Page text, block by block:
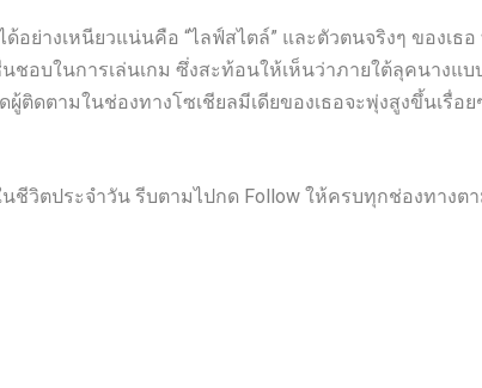
างเหนียวแน่นคือ “ไลฟ์สไตล์” และตัวตนจริงๆ ของเธอ
ชอบในการเล่นเกม ซึ่งสะท้อนให้เห็นว่าภายใต้ลุคนางแ
ตามในช่องทางโซเชียลมีเดียของเธอจะพุ่งสูงขึ้นเรื่อย
วิตประจำวัน รีบตามไปกด Follow ให้ครบทุกช่องทางต